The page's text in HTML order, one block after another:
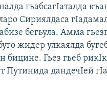
гьабсагIаталда
Сириялдаса
бегьула. Амма
жидер улкаялда
бицине. Гьез гьеб
Путинида дандечIей